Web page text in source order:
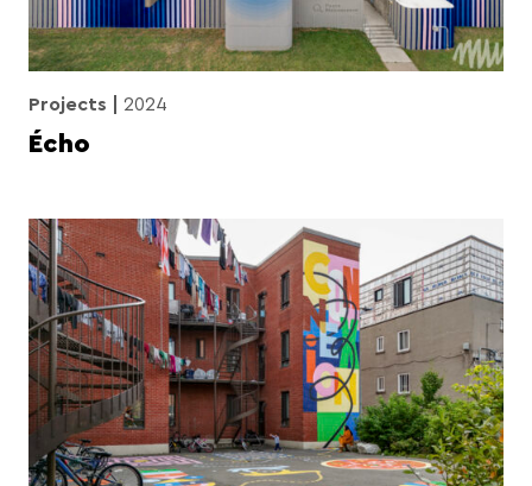
Projects 2024
Écho